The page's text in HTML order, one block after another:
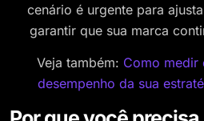
cenário é urgente para
garantir que sua marca
Veja também: Como medir
desempenho da sua